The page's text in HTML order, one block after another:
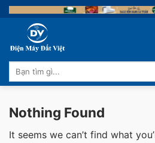
Skip
to
content
Tìm
kiếm:
Nothing Found
It seems we can’t find what